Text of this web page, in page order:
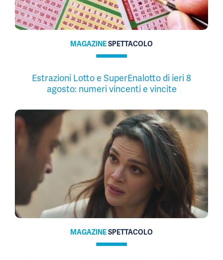
MAGAZINESPETTACOLO
Estrazioni Lotto e SuperEnalotto di ieri 8
agosto: numeri vincenti e vincite
MAGAZINESPETTACOLO